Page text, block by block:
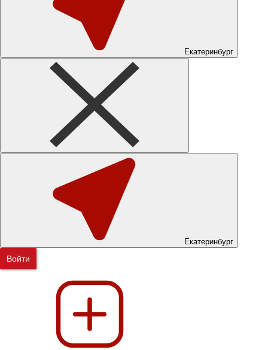
Екатеринбург
Екатеринбург
Войти